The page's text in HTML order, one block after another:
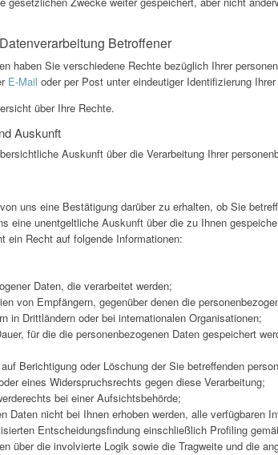
Betroffener
haben Sie verschiedene Rechte bezüglich Ihrer
E-Mail oder per Post unter eindeutiger Identifizierung
über Ihre Rechte.
Auskunft
Auskunft über die Verarbeitung Ihrer
uns eine Bestätigung darüber zu erhalten, ob Sie
eine unentgeltliche Auskunft über die zu Ihnen
ein Recht auf folgende Informationen:
Daten, die verarbeitet werden;
von Empfängern, gegenüber denen die
in Drittländern oder bei internationalen Organisationen;
für die die personenbezogenen Daten gespeichert
Berichtigung oder Löschung der Sie betreffenden
eines Widerspruchsrechts gegen diese Verarbeitung;
bei einer Aufsichtsbehörde;
Daten nicht bei Ihnen erhoben werden, alle verfügbaren
Entscheidungsfindung einschließlich Profiling
über die involvierte Logik sowie die Tragweite und die